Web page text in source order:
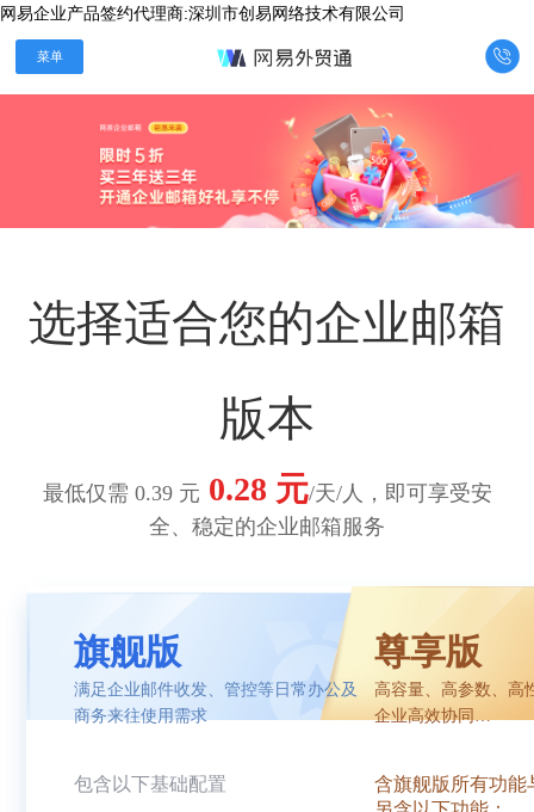
网易企业产品签约代理商:深圳市创易网络技术有限公司
菜单 
选择适合您的企业邮箱
版本
最低仅需 0.39 元 0.28 元/天/人，即可享受安
全、稳定的企业邮箱服务
旗舰版
满足企业邮件收发、管控等日常办公及
商务来往使用需求
包含以下基础配置
尊享版
高容量、高参数、高
企业高效协同
含旗舰版所有功能